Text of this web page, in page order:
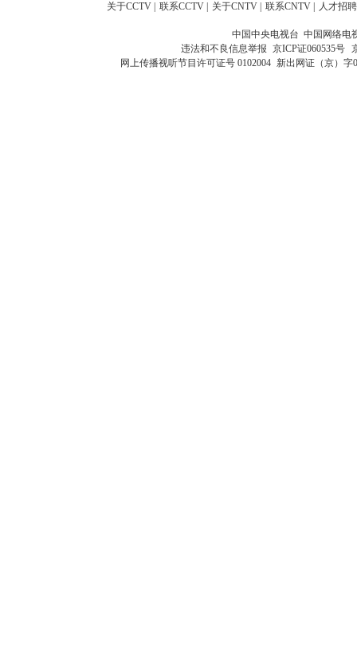
关于CCTV 联系CCTV 关于CNTV 联系CNTV 人才招聘
中国中央电视台 中国网络电
违法和不良信息举报 京ICP证060535号
网上传播视听节目许可证号 0102004 新出网证（京）